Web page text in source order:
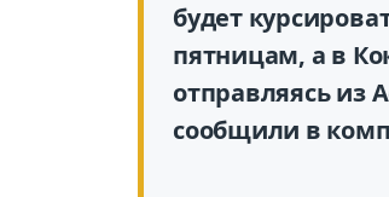
будет
пятницам, а в
отправляясь из
сообщили в